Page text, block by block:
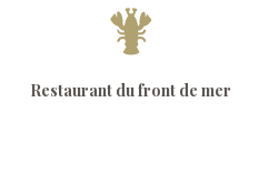
Restaurant du front de mer